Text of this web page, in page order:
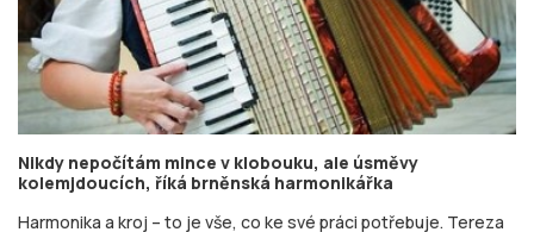
Nikdy nepočítám mince v klobouku, ale úsměvy
kolemjdoucích, říká brněnská harmonikářka
Harmonika a kroj – to je vše, co ke své práci potřebuje. Tereza